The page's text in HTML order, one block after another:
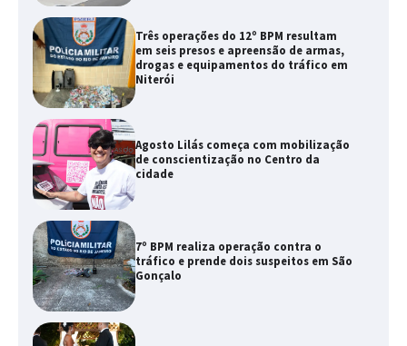
Três operações do 12º BPM resultam
em seis presos e apreensão de armas,
drogas e equipamentos do tráfico em
Niterói
Agosto Lilás começa com mobilização
de conscientização no Centro da
cidade
7º BPM realiza operação contra o
tráfico e prende dois suspeitos em São
Gonçalo